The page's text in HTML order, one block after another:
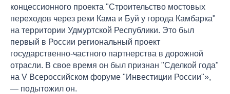
концессионного проекта "Строительство мостовых
переходов через реки Кама и Буй у города Камбарка"
на территории Удмуртской Республики. Это был
первый в России региональный проект
государственно-частного партнерства в дорожной
отрасли. В свое время он был признан "Сделкой года"
на V Всероссийском форуме "Инвестиции России"»,
— подытожил он.